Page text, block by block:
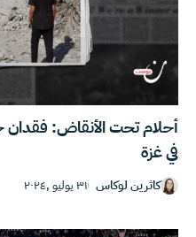
أحلام تحت الأنقاض: فقدان
في غزة
كاثرين لوكاس ٣١ يوليو ,٢٠٢٤